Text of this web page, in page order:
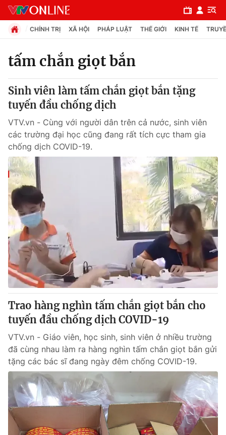
Chuyên mục
Chính trị
Xã hội
Pháp luật
Y tế
Thế giới
Tin tức
Thế giới đó đây
Câu chuyện quốc tế
Kinh tế
Tài chính
Thị trường
Góc doanh nghiệp
Dữ liệu và đời sống
Truyền hình
Phim VTV
Hậu trường
Nhân vật
Khán giả
Giải sao mai
Giải trí
Điện ảnh
Âm nhạc
Sao
Đời sống
Du lịch
Làm đẹp
Chất lượng cuộc sống
Giáo dục
Tuyển sinh
Công nghệ
CHÍNH TRỊ XÃ HỘI PHÁP LUẬT THẾ GIỚI KINH TẾ
tấm chắn giọt bắn
Sinh viên làm tấm chắn giọt bắn tặng
tuyến đầu chống dịch
VTV.vn - Cùng với người dân trên cả nước, sinh viên
các trường đại học cũng đang rất tích cực tham gia
chống dịch COVID-19.
Trao hàng nghìn tấm chắn giọt bắn cho
tuyến đầu chống dịch COVID-19
VTV.vn - Giáo viên, học sinh, sinh viên ở nhiều trường
đã cùng nhau làm ra hàng nghìn tấm chắn giọt bắn gửi
tặng các bác sĩ đang ngày đêm chống COVID-19.